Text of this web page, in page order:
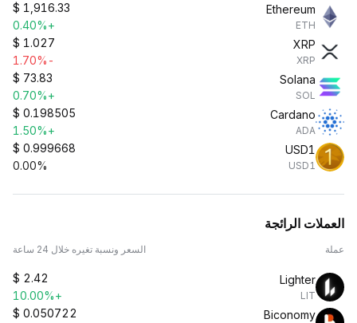
Ethereum
ETH
$ 1,916.33
+0.40%
XRP
XRP
$ 1.027
-1.70%
Solana
SOL
$ 73.83
+0.70%
Cardano
ADA
$ 0.198505
+1.50%
USD1
USD1
$ 0.999668
0.00%
العملات الرائجة
عملة السعر ونسبة تغيره خلال 24 ساعة
Lighter
LIT
$ 2.42
+10.00%
Biconomy
$ 0.050722